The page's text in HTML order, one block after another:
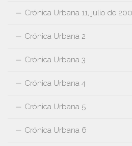
Crónica Urbana 11, julio de
Crónica Urbana 2
Crónica Urbana 3
Crónica Urbana 4
Crónica Urbana 5
Crónica Urbana 6